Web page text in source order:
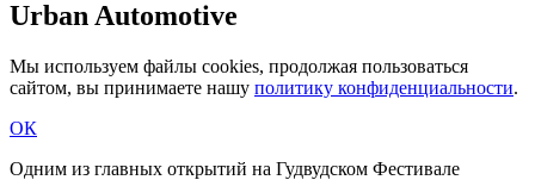
Urban Automotive
Мы используем файлы cookies, продолжая пользоваться
сайтом, вы принимаете нашу политику конфиденциальности.
ОК
Одним из главных открытий на Гудвудском Фестивале